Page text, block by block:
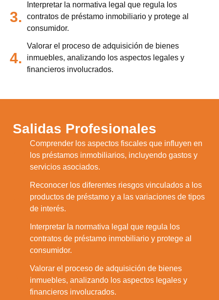
3.
Interpretar la normativa legal que regula los
contratos de préstamo inmobiliario y protege al
consumidor.
4.
Valorar el proceso de adquisición de bienes
inmuebles, analizando los aspectos legales y
financieros involucrados.
Salidas Profesionales
Comprender los aspectos fiscales que influyen en
los préstamos inmobiliarios, incluyendo gastos y
servicios asociados.
Reconocer los diferentes riesgos vinculados a los
productos de préstamo y a las variaciones de tipos
de interés.
Interpretar la normativa legal que regula los
contratos de préstamo inmobiliario y protege al
consumidor.
Valorar el proceso de adquisición de bienes
inmuebles, analizando los aspectos legales y
financieros involucrados.